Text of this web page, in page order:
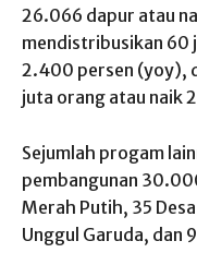
26.066 dapur atau
mendistribusikan 60
2.400 persen (yoy),
juta orang atau naik
Sejumlah progam
pembangunan
Merah Putih, 35
Unggul Garuda, dan